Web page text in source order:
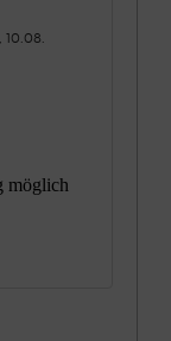
10.08.
möglich